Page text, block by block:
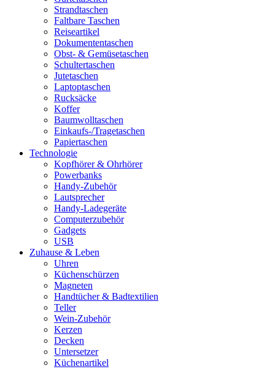
Strandtaschen
Faltbare Taschen
Reiseartikel
Dokumententaschen
Obst- & Gemüsetaschen
Schultertaschen
Jutetaschen
Laptoptaschen
Rucksäcke
Koffer
Baumwolltaschen
Einkaufs-/Tragetaschen
Papiertaschen
Technologie
Kopfhörer & Ohrhörer
Powerbanks
Handy-Zubehör
Lautsprecher
Handy-Ladegeräte
Computerzubehör
Gadgets
USB
Zuhause & Leben
Uhren
Küchenschürzen
Magneten
Handtücher & Badtextilien
Teller
Wein-Zubehör
Kerzen
Decken
Untersetzer
Küchenartikel